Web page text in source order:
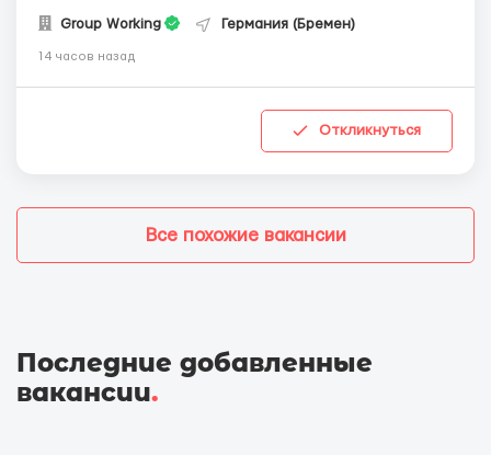
Group Working Германия (Бремен)
14 часов назад
Откликнуться
Все похожие вакансии
Последние добавленные
вакансии.